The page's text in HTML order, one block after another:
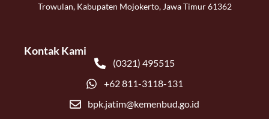
Trowulan, Kabupaten Mojokerto, Jawa Timur 61362
Kontak Kami
(0321) 495515
+62 811-3118-131
bpk.jatim@kemenbud.go.id